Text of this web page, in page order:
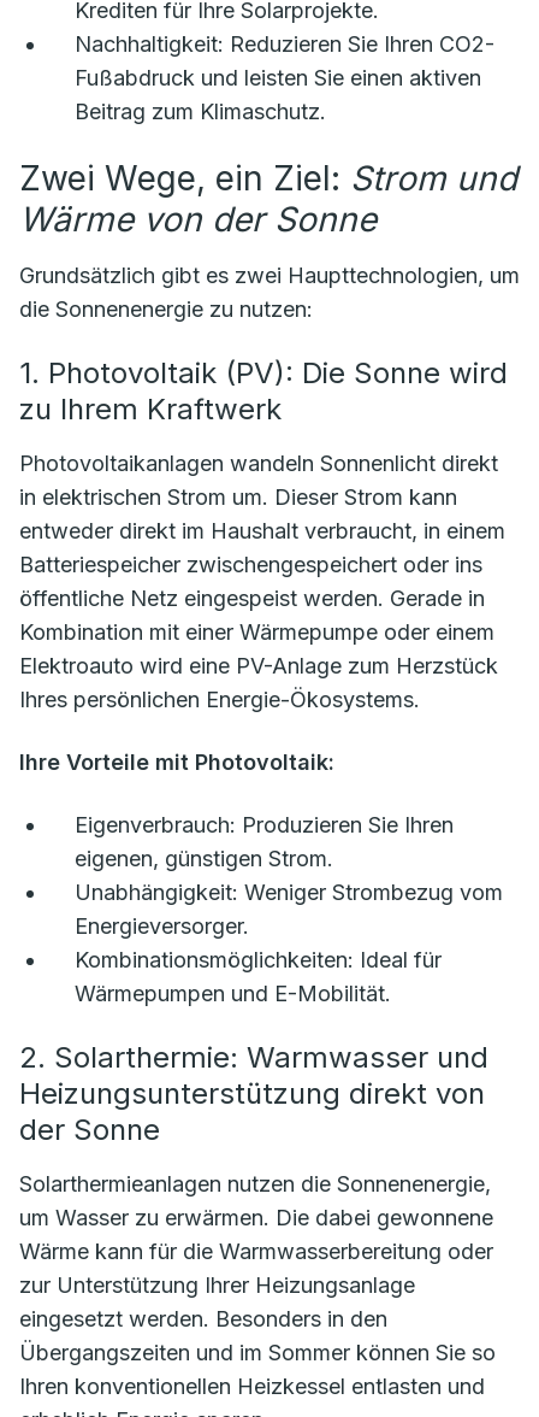
Krediten für Ihre Solarprojekte.
Nachhaltigkeit: Reduzieren Sie Ihren CO2-
Fußabdruck und leisten Sie einen aktiven
Beitrag zum Klimaschutz.
Zwei Wege, ein Ziel: Strom und
Wärme von der Sonne
Grundsätzlich gibt es zwei Haupttechnologien, um
die Sonnenenergie zu nutzen:
1. Photovoltaik (PV): Die Sonne wird
zu Ihrem Kraftwerk
Photovoltaikanlagen wandeln Sonnenlicht direkt
in elektrischen Strom um. Dieser Strom kann
entweder direkt im Haushalt verbraucht, in einem
Batteriespeicher zwischengespeichert oder ins
öffentliche Netz eingespeist werden. Gerade in
Kombination mit einer Wärmepumpe oder einem
Elektroauto wird eine PV-Anlage zum Herzstück
Ihres persönlichen Energie-Ökosystems.
Ihre Vorteile mit Photovoltaik:
Eigenverbrauch: Produzieren Sie Ihren
eigenen, günstigen Strom.
Unabhängigkeit: Weniger Strombezug vom
Energieversorger.
Kombinationsmöglichkeiten: Ideal für
Wärmepumpen und E-Mobilität.
2. Solarthermie: Warmwasser und
Heizungsunterstützung direkt von
der Sonne
Solarthermieanlagen nutzen die Sonnenenergie,
um Wasser zu erwärmen. Die dabei gewonnene
Wärme kann für die Warmwasserbereitung oder
zur Unterstützung Ihrer Heizungsanlage
eingesetzt werden. Besonders in den
Übergangszeiten und im Sommer können Sie so
Ihren konventionellen Heizkessel entlasten und